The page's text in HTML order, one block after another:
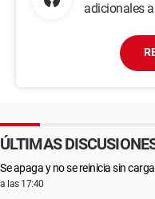
adicionales
ÚLTIMAS
Se apaga y no se reinicia sin
a las 17:40